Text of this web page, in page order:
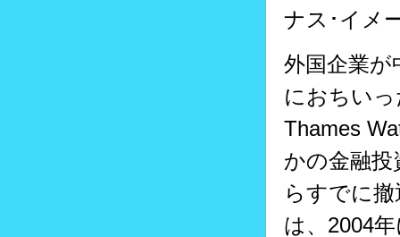
ナス･イメ
外国企業が
におちい
Thames
かの金融投
らすでに
は、2004